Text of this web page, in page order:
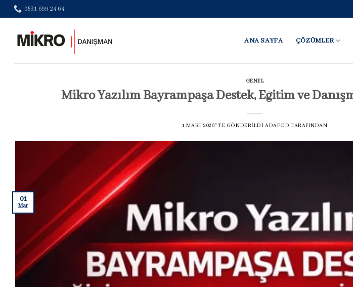
Skip
to
0531 699 24 64
ANA SAYFA ÇÖZÜMLER
GENEL
Mikro Yazılım Bayrampaşa Destek, Eğitim ve
1 MART 2026’' TE GÖNDERILDI ADAPOD TARAFINDAN
01
Mar